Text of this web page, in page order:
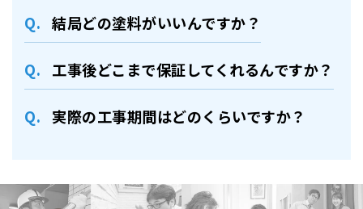
結局どの塗料がいいんですか？
⼯事後どこまで保証してくれるんですか？
実際の⼯事期間はどのくらいですか？